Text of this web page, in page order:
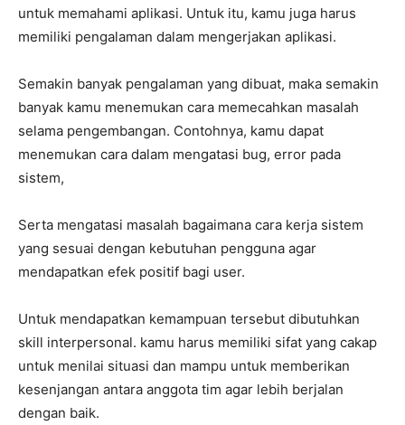
untuk memahami aplikasi. Untuk itu, kamu juga harus
memiliki pengalaman dalam mengerjakan aplikasi.
Semakin banyak pengalaman yang dibuat, maka semakin
banyak kamu menemukan cara memecahkan masalah
selama pengembangan. Contohnya, kamu dapat
menemukan cara dalam mengatasi bug, error pada
sistem,
Serta mengatasi masalah bagaimana cara kerja sistem
yang sesuai dengan kebutuhan pengguna agar
mendapatkan efek positif bagi user.
Untuk mendapatkan kemampuan tersebut dibutuhkan
skill interpersonal. kamu harus memiliki sifat yang cakap
untuk menilai situasi dan mampu untuk memberikan
kesenjangan antara anggota tim agar lebih berjalan
dengan baik.